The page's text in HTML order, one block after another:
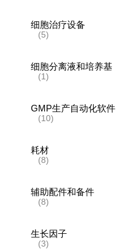
细胞治疗设备
(5)
细胞分离液和培养基
(1)
GMP生产自动化软件
(10)
耗材
(8)
辅助配件和备件
(8)
生长因子
(3)